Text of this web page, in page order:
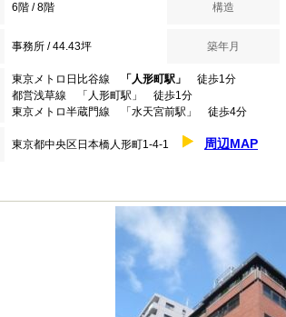
6階 / 8階 構造
事務所 / 44.43坪 築年月
東京メトロ日比谷線 「人形町駅」
徒歩1分
都営浅草線 「人形町駅」 徒歩1分
東京メトロ半蔵門線 「水天宮前駅」 徒歩4分
東京都中央区日本橋人形町1-4-1 周辺MAP